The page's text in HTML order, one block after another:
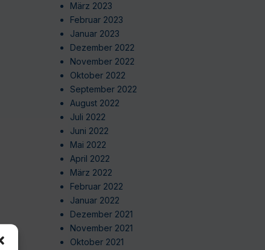
März 2023
Februar 2023
Januar 2023
Dezember 2022
November 2022
Oktober 2022
September 2022
August 2022
Juli 2022
Juni 2022
Mai 2022
April 2022
März 2022
Februar 2022
Januar 2022
Dezember 2021
November 2021
Oktober 2021